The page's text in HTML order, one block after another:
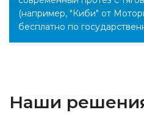
(например, "Киби" от
бесплатно по
Наши